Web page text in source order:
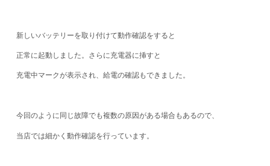
新しいバッテリーを取り付けて動作確認をすると
正常に起動しました。さらに充電器に挿すと
充電中マークが表示され、給電の確認もできました。
今回のように同じ故障でも複数の原因がある場合もあるので、
当店では細かく動作確認を行っています。